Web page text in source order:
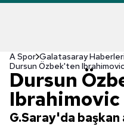
A Spor Galatasaray Haberleri
Dursun Özbek'ten Ibrahimovic
Dursun
Ibrahimovic
G.Saray'da başkan